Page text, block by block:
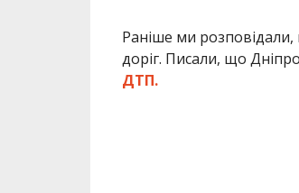
Раніше ми
доріг. Писали, що
ДТП.